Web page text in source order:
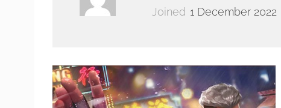
Joined 1 December 2022